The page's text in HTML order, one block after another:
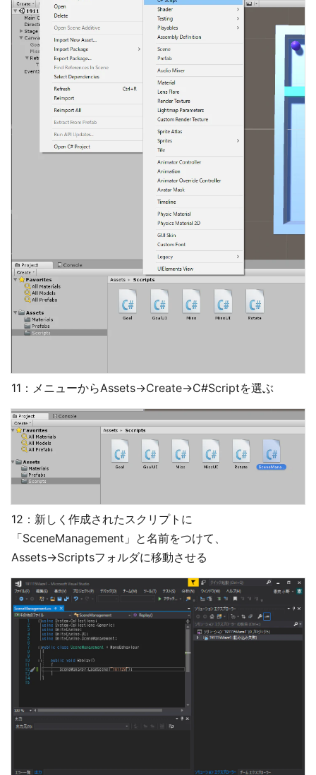
11：メニューからAssets→Create→C#Scriptを選ぶ
12：新しく作成されたスクリプトに
「SceneManagement」と名前をつけて、
Assets→Scriptsフォルダに移動させる